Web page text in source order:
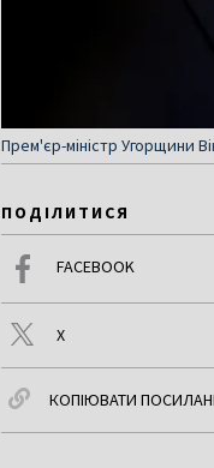
Прем'єр-міністр Угорщини
ПОДІЛИТИСЯ
FACEBOOK
X
КОПІЮВАТИ